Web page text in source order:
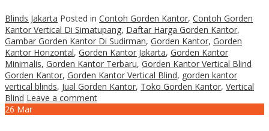
Blinds Jakarta Posted in Contoh Gorden Kantor, Contoh Gorden
Kantor Vertical Di Simatupang, Daftar Harga Gorden Kantor,
Gambar Gorden Kantor Di Sudirman, Gorden Kantor, Gorden
Kantor Horizontal, Gorden Kantor Jakarta, Gorden Kantor
Minimalis, Gorden Kantor Terbaru, Gorden Kantor Vertical Blind
Gorden Kantor, Gorden Kantor Vertical Blind, gorden kantor
vertical blinds, Jual Gorden Kantor, Toko Gorden Kantor, Vertical
Blind Leave a comment
26 Mar